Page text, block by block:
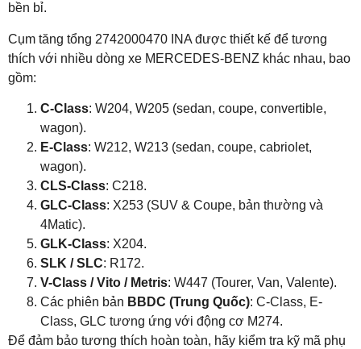
bền bỉ.
Cụm tăng tổng 2742000470 INA được thiết kế để tương
thích với nhiều dòng xe MERCEDES-BENZ khác nhau, bao
gồm:
C-Class: W204, W205 (sedan, coupe, convertible,
wagon).
E-Class: W212, W213 (sedan, coupe, cabriolet,
wagon).
CLS-Class: C218.
GLC-Class: X253 (SUV & Coupe, bản thường và
4Matic).
GLK-Class: X204.
SLK / SLC: R172.
V-Class / Vito / Metris: W447 (Tourer, Van, Valente).
Các phiên bản BBDC (Trung Quốc): C-Class, E-
Class, GLC tương ứng với động cơ M274.
Để đảm bảo tương thích hoàn toàn, hãy kiểm tra kỹ mã phụ